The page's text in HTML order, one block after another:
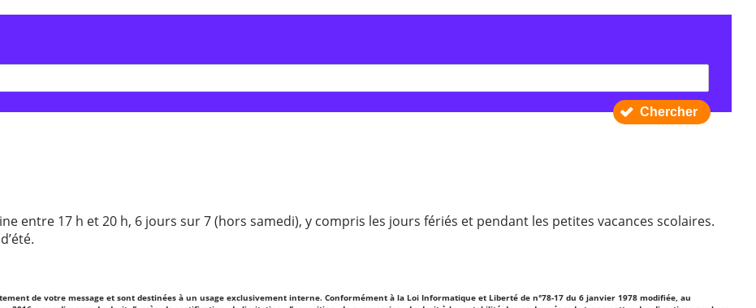
Chercher
entre 17 h et 20 h, 6 jours sur 7 (hors samedi), y compris les jours fériés et pendant les petites vacances scolaires.
de votre message et sont destinées à un usage exclusivement interne. Conformément à la Loi Informatique et Liberté de n°78-17 du 6 janvier 1978 modifiée, au